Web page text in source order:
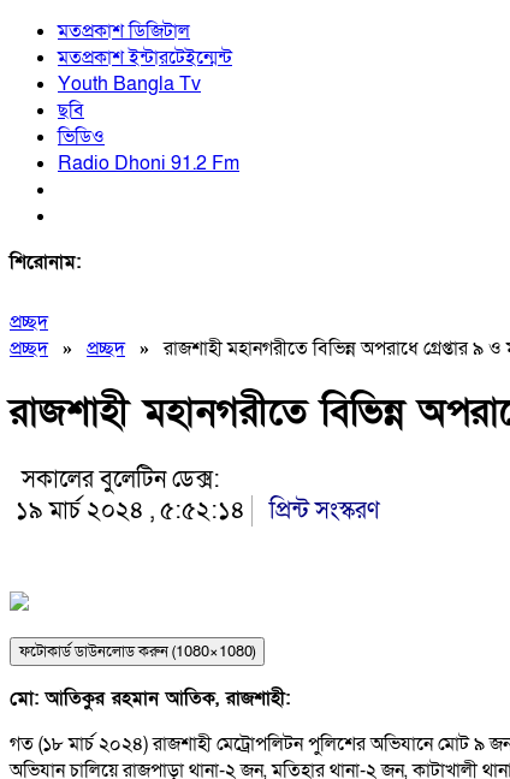
মতপ্রকাশ ডিজিটাল
মতপ্রকাশ ইন্টারটেইন্মেন্ট
Youth Bangla Tv
ছবি
ভিডিও
Radio Dhoni 91.2 Fm
শিরোনাম:
প্রচ্ছদ
প্রচ্ছদ» প্রচ্ছদ»রাজশাহী মহানগরীতে বিভিন্ন অপরাধে গ্রেপ্তার ৯ ও
রাজশাহী মহানগরীতে বিভিন্ন
সকালের বুলেটিন ডেক্স:
১৯ মার্চ ২০২৪ , ৫:৫২:১৪
প্রিন্ট সংস্করণ
ফটোকার্ড ডাউনলোড করুন (1080×1080)
মো: আতিকুর রহমান আতিক, রাজশাহী:
গত (১৮ মার্চ ২০২৪) রাজশাহী মেট্রোপলিটন পুলিশের অভিযানে মোট ৯
অভিযান চালিয়ে রাজপাড়া থানা-২ জন, মতিহার থানা-২ জন,